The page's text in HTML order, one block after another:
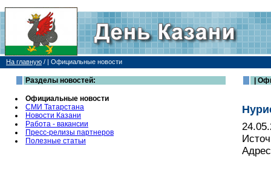
На главную / | Официальные новости
Разделы новостей:
Официальные новости
СМИ Татарстана
Новости Казани
Работа - вакансии
Пресс-релизы партнеров
Полезные статьи
|